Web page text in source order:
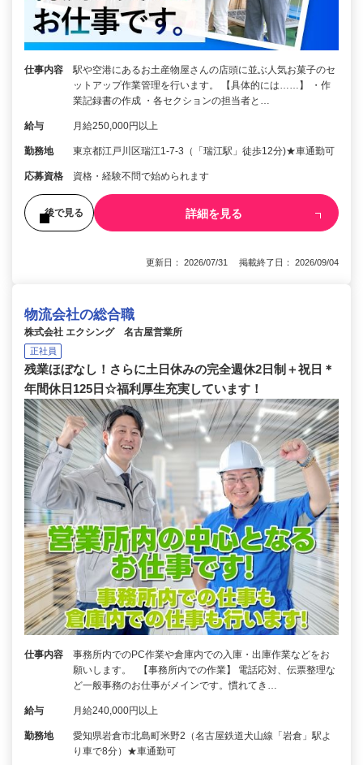
仕事内容
駅や空港にあるお土産物屋さんの店頭に並ぶ人気お菓子のセ
ットアップ作業管理を行います。 【具体的には……】 ・作
業記録書の作成 ・各セクションの担当者と…
給与 月給250,000円以上
勤務地 東京都江戸川区瑞江1-7-3（「瑞江駅」徒歩12分)★車通勤可
応募資格 資格・経験不問で始められます
後で見る 詳細を見る
更新日： 2026/07/31 掲載終了日： 2026/09/04
物流会社の総合職
株式会社 エクシング 名古屋営業所
正社員
残業ほぼなし！さらに土日休みの完全週休2日制＋祝日＊
年間休日125日☆福利厚生充実しています！
仕事内容
事務所内でのPC作業や倉庫内での入庫・出庫作業などをお
願いします。 【事務所内での作業】 電話応対、伝票整理な
ど一般事務のお仕事がメインです。慣れてき…
給与 月給240,000円以上
勤務地
愛知県岩倉市北島町米野2（名古屋鉄道犬山線「岩倉」駅よ
り車で8分）★車通勤可